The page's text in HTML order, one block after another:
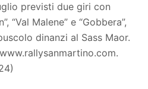
previsti due giri con
“Val Malene” e “Gobbera”,
dinanzi al Sass Maor.